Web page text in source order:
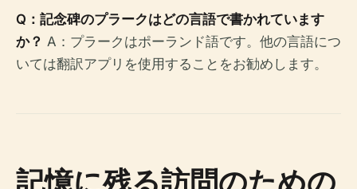
Q：記念碑のプラークはどの言語で書かれています
か？ A：プラークはポーランド語です。他の言語につ
いては翻訳アプリを使用することをお勧めします。